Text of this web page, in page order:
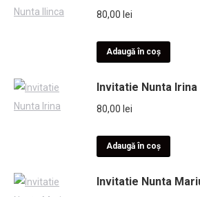
80,00 lei
Adaugă în coș
Invitatie Nunta Irina
80,00 lei
Adaugă în coș
Invitatie Nunta